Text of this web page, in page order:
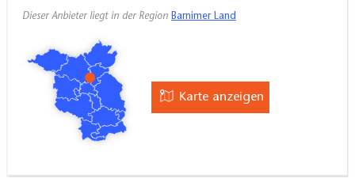
Dieser Anbieter liegt in der Region Barnimer Land
Karte anzeigen